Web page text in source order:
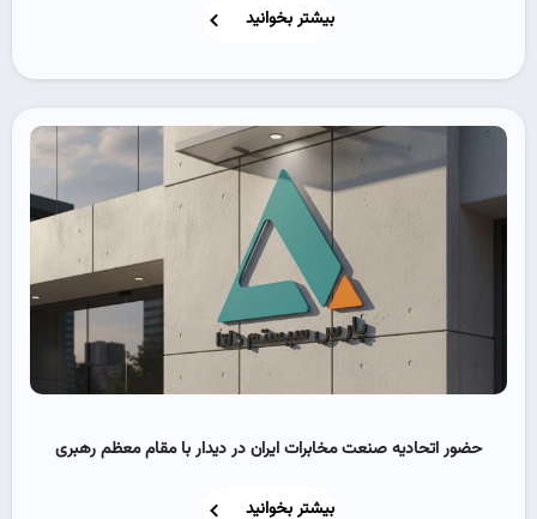
بیشتر بخوانید
حضور اتحادیه صنعت مخابرات ایران در دیدار با مقام معظم رهبری
بیشتر بخوانید